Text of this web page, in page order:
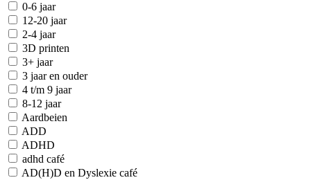
0-6 jaar
12-20 jaar
2-4 jaar
3D printen
3+ jaar
3 jaar en ouder
4 t/m 9 jaar
8-12 jaar
Aardbeien
ADD
ADHD
adhd café
AD(H)D en Dyslexie café